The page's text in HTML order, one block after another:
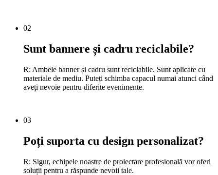
02
Sunt bannere și cadru reciclabile?
R: Ambele banner și cadru sunt reciclabile. Sunt aplicate cu
materiale de mediu. Puteți schimba capacul numai atunci când
aveți nevoie pentru diferite evenimente.
03
Poți suporta cu design personalizat?
R: Sigur, echipele noastre de proiectare profesională vor oferi
soluții pentru a răspunde nevoii tale.